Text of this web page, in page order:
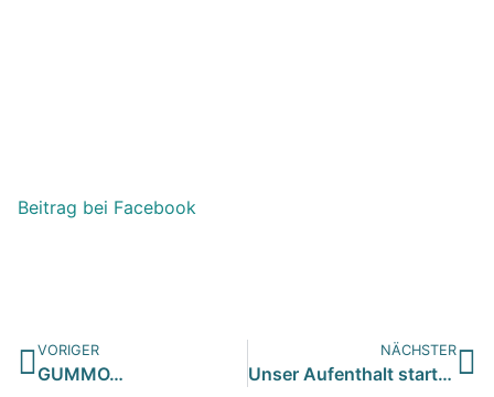
Beitrag bei Facebook
VORIGER
GUMMO…
NÄCHSTER
Unser Aufenthalt startet vielversprechend…trotz bezahltem …